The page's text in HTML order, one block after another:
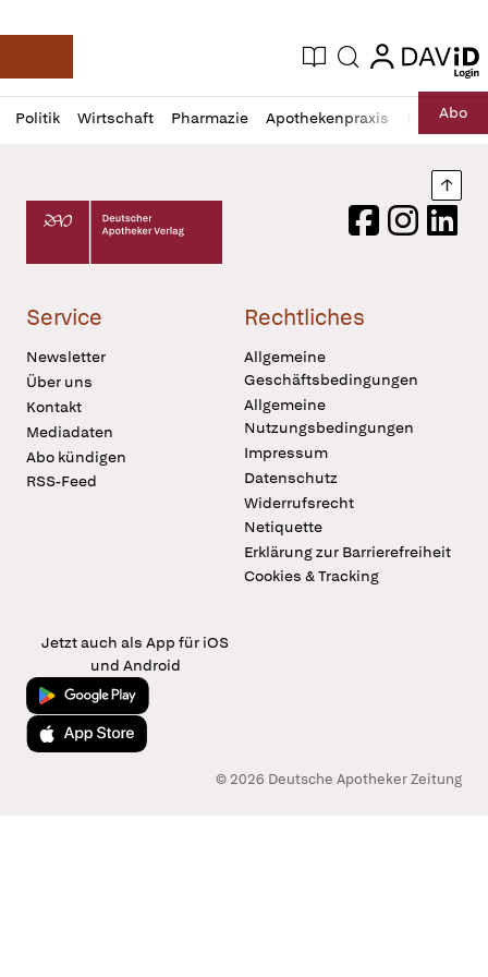
Deutsche Apotheker Zeitung
Aktuelle Ausgabe
Suche login
login
Politik Wirtschaft Pharmazie Apothekenpraxis RechtAbo
Profil
öffnen
Daz
Pur
Deutscher Apotheker Verlag Logo
FacebookInstagram
Service
Newsletter
Über uns
Kontakt
Mediadaten
Abo kündigen
RSS-Feed
Rechtliches
Allgemeine
Geschäftsbedingungen
Allgemeine
Nutzungsbedingungen
Impressum
Datenschutz
Widerrufsrecht
Netiquette
Erklärung zur Barrierefreiheit
Cookies & Tracking
Jetzt auch als App für iOS
und Android
Jetzt bei Google Play
Laden im App Store
© 2026 Deutsche Apotheker Zeitung